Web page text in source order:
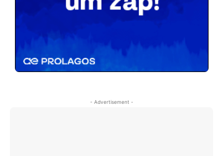
- Advertisement -